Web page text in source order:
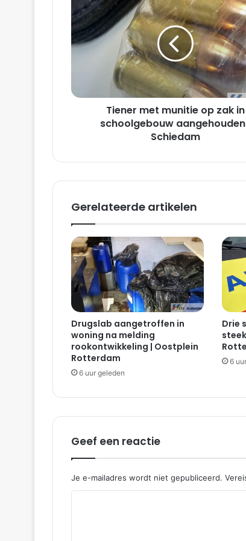
met
munitie
op
zak
schoolgebouw
aangehouden
|
Tiener met munitie op zak in
schoolgebouw
Schiedam
Gerelateerde artikelen
Drugslab aangetroffen in
woning na melding
rookontwikkeling | Oostplein
Rotterdam
6 uur geleden
Drie
6
Geef een reactie
Je e-mailadres wordt niet gepubliceerd.